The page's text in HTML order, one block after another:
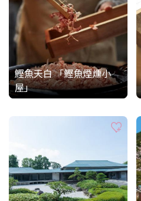
鰹魚天白 「鰹魚煙燻小
屋」